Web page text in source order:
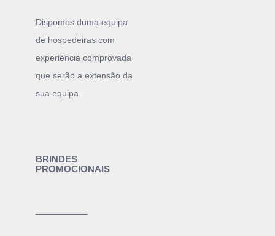
Dispomos duma equipa
de hospedeiras com
experiência comprovada
que serão a extensão da
sua equipa.
BRINDES
PROMOCIONAIS